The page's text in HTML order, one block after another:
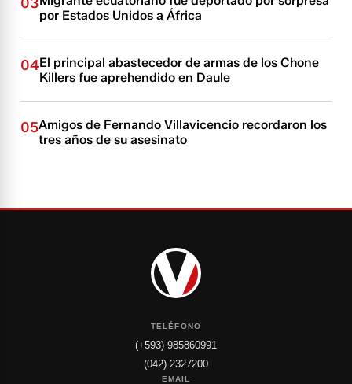
por Estados Unidos a África
04El principal abastecedor de armas de los Chone
Killers fue aprehendido en Daule
05Amigos de Fernando Villavicencio recordaron los
tres años de su asesinato
TELÉFONO
(+593) 985860991
(042) 2327200
EMAIL